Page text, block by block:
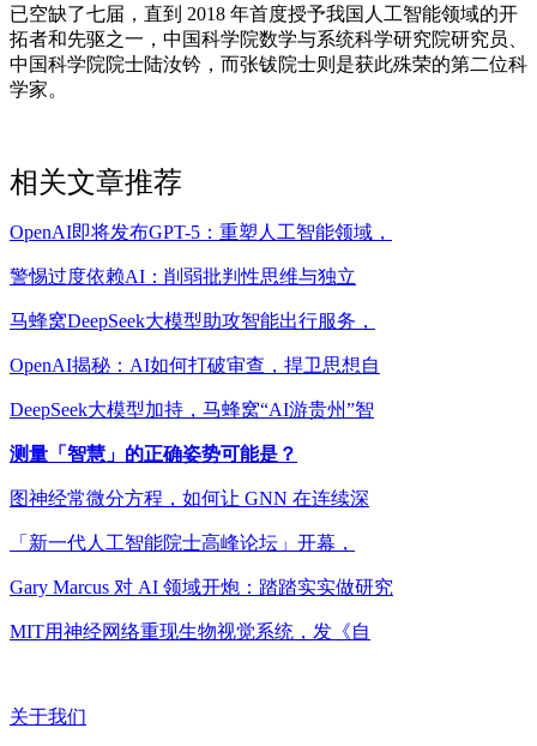
已空缺了七届，直到 2018 年首度授予我国人工智能领域的开
拓者和先驱之一，中国科学院数学与系统科学研究院研究员、
中国科学院院士陆汝钤，而张钹院士则是获此殊荣的第二位科
学家。
相关文章推荐
OpenAI即将发布GPT-5：重塑人工智能领域，
警惕过度依赖AI：削弱批判性思维与独立
马蜂窝DeepSeek大模型助攻智能出行服务，
OpenAI揭秘：AI如何打破审查，捍卫思想自
DeepSeek大模型加持，马蜂窝“AI游贵州”智
测量「智慧」的正确姿势可能是？
图神经常微分方程，如何让 GNN 在连续深
「新一代人工智能院士高峰论坛」开幕，
Gary Marcus 对 AI 领域开炮：踏踏实实做研究
MIT用神经网络重现生物视觉系统，发《自
关于我们